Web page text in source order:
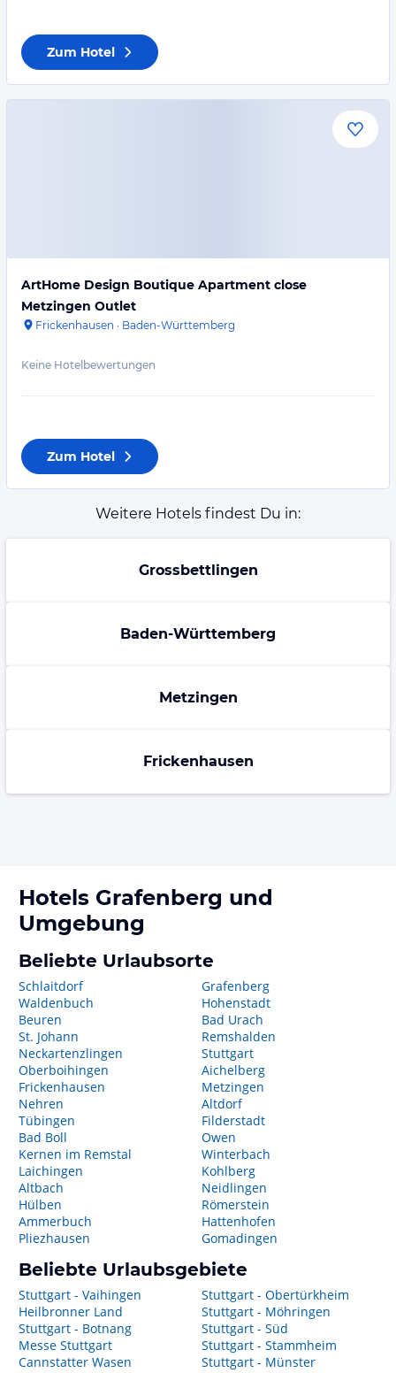
Zum Hotel
ArtHome Design Boutique Apartment close
Metzingen Outlet
Frickenhausen · Baden-Württemberg
Keine Hotelbewertungen
Zum Hotel
Weitere Hotels findest Du in:
Grossbettlingen
Baden-Württemberg
Metzingen
Frickenhausen
Hotels Grafenberg und
Umgebung
Beliebte Urlaubsorte
Schlaitdorf
Waldenbuch
Beuren
St. Johann
Neckartenzlingen
Oberboihingen
Frickenhausen
Nehren
Tübingen
Bad Boll
Kernen im Remstal
Laichingen
Altbach
Hülben
Ammerbuch
Pliezhausen
Grafenberg
Hohenstadt
Bad Urach
Remshalden
Stuttgart
Aichelberg
Metzingen
Altdorf
Filderstadt
Owen
Winterbach
Kohlberg
Neidlingen
Römerstein
Hattenhofen
Gomadingen
Beliebte Urlaubsgebiete
Stuttgart - Vaihingen
Heilbronner Land
Stuttgart - Botnang
Messe Stuttgart
Cannstatter Wasen
Stuttgart - Obertürkheim
Stuttgart - Möhringen
Stuttgart - Süd
Stuttgart - Stammheim
Stuttgart - Münster